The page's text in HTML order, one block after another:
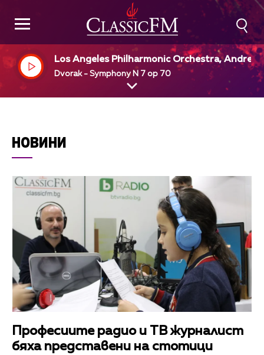
Los Angeles Philharmonic Orchestra, Andre
vin, dir
Dvorak - Symphony N 7 op 70
НОВИНИ
Професиите радио и ТВ журналист
бяха представени на стотици